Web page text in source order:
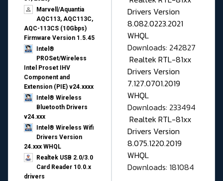
Marvell/Aquantia
AQC113, AQC113C,
AQC-113CS (10Gbps)
Firmware Version 1.5.45
Intel®
PROSet/Wireless
Intel Proset IHV
Component and
Extension (PIE) v24.xxxx
Intel® Wireless
Bluetooth Drivers
v24.xxx
Intel® Wireless Wifi
Drivers Version
24.xxx WHQL
Realtek USB 2.0/3.0
Card Reader 10.0.x
drivers
Drivers Version
8.082.0223.2021
WHQL
Downloads: 242827
Realtek RTL-81xx
Drivers Version
7.127.0701.2019
WHQL
Downloads: 233494
Realtek RTL-81xx
Drivers Version
8.075.1220.2019
WHQL
Downloads: 181084